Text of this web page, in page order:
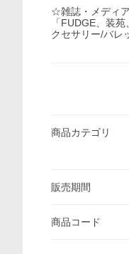
☆雑誌・メディ
「FUDGE、装
クセサリー/バレ
商品カテゴリ
販売期間
商品コード